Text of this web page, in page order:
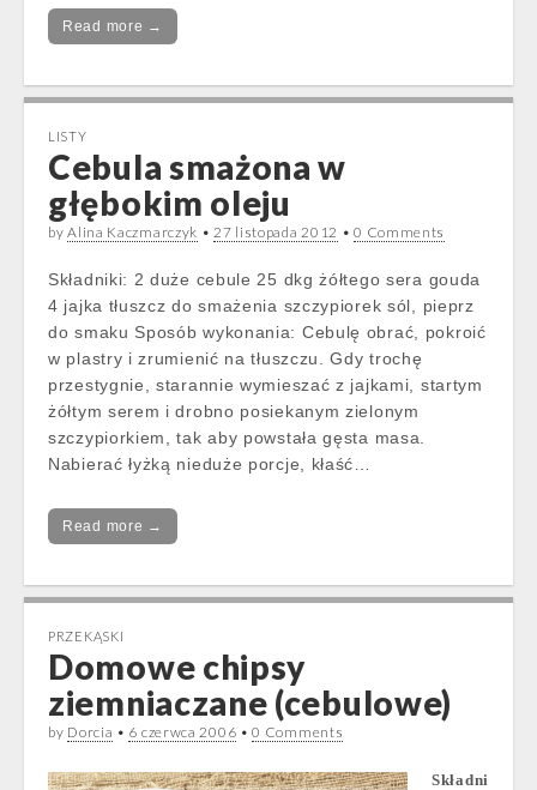
Read more →
LISTY
Cebula smażona w
głębokim oleju
byAlina Kaczmarczyk •27 listopada 2012 •0 Comments
Składniki: 2 duże cebule 25 dkg żółtego sera gouda
4 jajka tłuszcz do smażenia szczypiorek sól, pieprz
do smaku Sposób wykonania: Cebulę obrać, pokroić
w plastry i zrumienić na tłuszczu. Gdy trochę
przestygnie, starannie wymieszać z jajkami, startym
żółtym serem i drobno posiekanym zielonym
szczypiorkiem, tak aby powstała gęsta masa.
Nabierać łyżką nieduże porcje, kłaść…
Read more →
PRZEKĄSKI
Domowe chipsy
ziemniaczane (cebulowe)
by Dorcia • 6 czerwca 2006 •0 Comments
Składni